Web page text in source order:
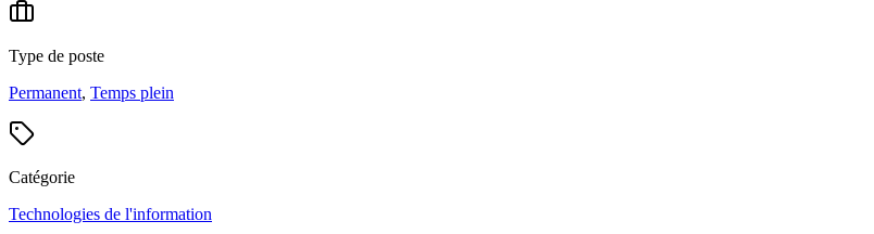
Type de poste
Permanent, Temps plein
Catégorie
Technologies de l'information